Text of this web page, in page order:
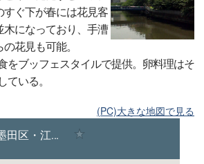
すぐ下が春には花見客
木になっており、手漕
花見も可能。
をブッフェスタイルで提供。卵料理はそ
ている。
(PC)大きな地図で見る